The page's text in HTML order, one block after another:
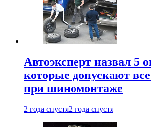
Автоэксперт назвал 5
которые допускают
при шиномонтаже
2 года спустя2 года спустя